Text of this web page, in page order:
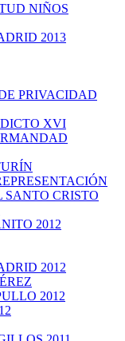
NIÑOS
2013
PRIVACIDAD
XVI
SANTO CRISTO
2012
2012
2012